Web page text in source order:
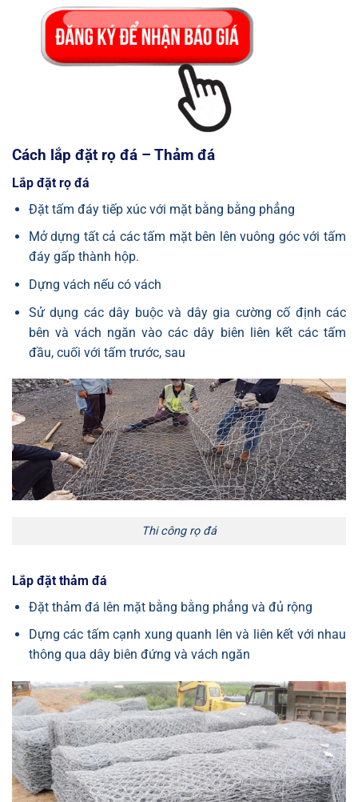
Cách lắp đặt rọ đá – Thảm đá
Lắp đặt rọ đá
Đặt tấm đáy tiếp xúc với mặt bằng bằng phẳng
Mở dựng tất cả các tấm mặt bên lên vuông góc với tấm
đáy gấp thành hộp.
Dựng vách nếu có vách
Sử dụng các dây buộc và dây gia cường cố định các
bên và vách ngăn vào các dây biên liên kết các tấm
đầu, cuối với tấm trước, sau
Thi công rọ đá
Lắp đặt thảm đá
Đặt thảm đá lên mặt bằng bằng phẳng và đủ rộng
Dựng các tấm cạnh xung quanh lên và liên kết với nhau
thông qua dây biên đứng và vách ngăn